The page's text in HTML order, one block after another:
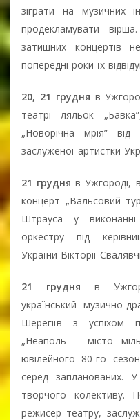
зіграти на музичних
продекламувати
затишних концертів
попередні роки їх
20, 21 грудня в
театрі ляльок
„Новорічна мрія”
заслуженої артистки
21 грудняв Ужгороді,
концерт „Вальсовий
Штрауса у виконанні
оркестру під
України Вікторії
21 грудня в
український музично-
Шерегіїв з успіхом
„Неаполь – місто
ювілейного 80-го
серед запланованих.
творчого колективу.
режисер театру,